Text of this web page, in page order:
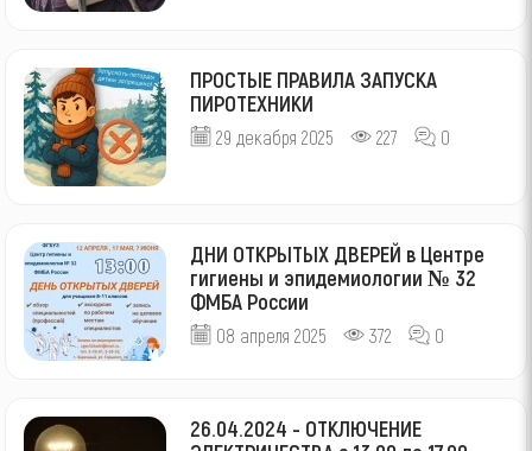
ПРОСТЫЕ ПРАВИЛА ЗАПУСКА
ПИРОТЕХНИКИ
29 декабря 2025 227 0
ДНИ ОТКРЫТЫХ ДВЕРЕЙ в Центре
гигиены и эпидемиологии № 32
ФМБА России
08 апреля 2025 372 0
26.04.2024 - ОТКЛЮЧЕНИЕ